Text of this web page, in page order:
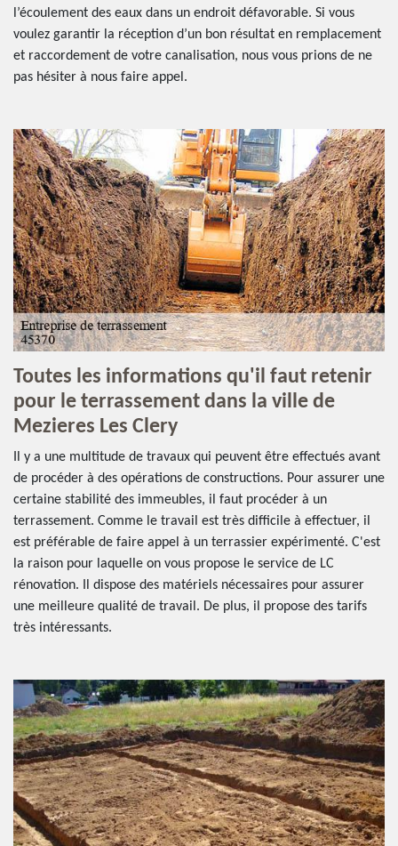
l’écoulement des eaux dans un endroit défavorable. Si vous
voulez garantir la réception d’un bon résultat en remplacement
et raccordement de votre canalisation, nous vous prions de ne
pas hésiter à nous faire appel.
Toutes les informations qu'il faut retenir
pour le terrassement dans la ville de
Mezieres Les Clery
Il y a une multitude de travaux qui peuvent être effectués avant
de procéder à des opérations de constructions. Pour assurer une
certaine stabilité des immeubles, il faut procéder à un
terrassement. Comme le travail est très difficile à effectuer, il
est préférable de faire appel à un terrassier expérimenté. C'est
la raison pour laquelle on vous propose le service de LC
rénovation. Il dispose des matériels nécessaires pour assurer
une meilleure qualité de travail. De plus, il propose des tarifs
très intéressants.